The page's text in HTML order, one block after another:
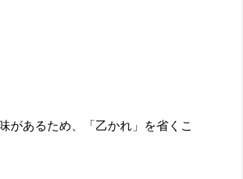
があるため、「乙かれ」を省くこ